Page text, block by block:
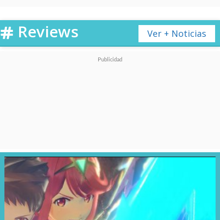
Pero lo que realmente lo pone
en otra liga es su autonomía con
hasta 21 díasy más de
12 días
Ver + Noticias
Reviews